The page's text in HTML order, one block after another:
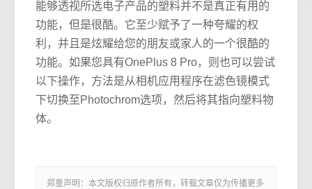
能够透视所选电子产品的塑料并不是真正有用的
功能，但是很酷。它至少赋予了一种夸耀的权
利，并且是炫耀给您的朋友或家人的一个很酷的
功能。如果您具有OnePlus 8 Pro，则也可以尝试
以下操作，方法是从相机应用程序在滤色镜模式
下切换至Photochrom选项，然后将其指向塑料物
体。
郑重声明：本文版权归原作者所有，转载文章仅为传播更多